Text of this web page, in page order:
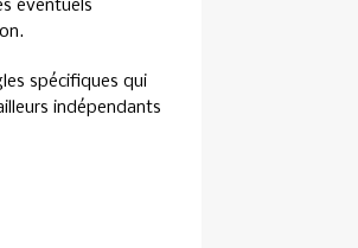
éventuels
spécifiques qui
indépendants